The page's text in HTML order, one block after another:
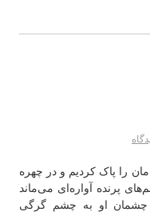
را پاک کردیم و در چهره
پرنده آواره‌ای می‌ماند
چشمان او به چشم گرگی